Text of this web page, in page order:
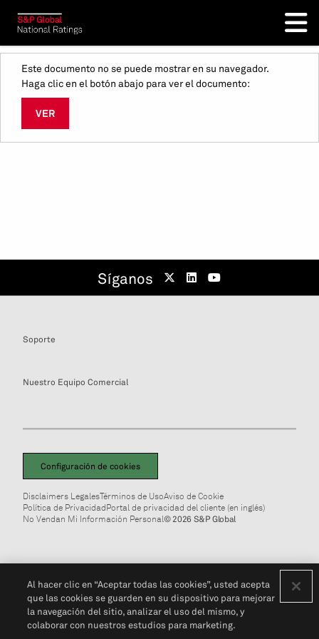
Este documento no se puede mostrar en su navegador.
Haga clic en el botón abajo para ver el documento:
VER
Síganos
Soporte
Nuestro Equipo Comercial
Configuración de cookies
Disclaimers LegalesTérminos de UsoAviso de Cookie
Política de PrivacidadPortal de privacidad del cliente (en inglés)
No Vendan Mi Información Personal© 2026 S&P Global
Al hacer clic en “Aceptar todas las cookies”, usted acepta
que las cookies se guarden en su dispositivo para mejorar
la navegación del sitio, analizar el uso del mismo, y
colaborar con nuestros estudios para marketing.